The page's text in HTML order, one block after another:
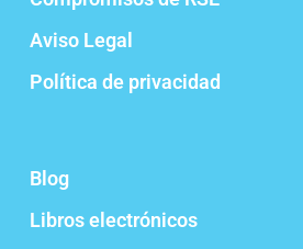
Aviso Legal
Política de privacidad
Blog
Libros electrónicos